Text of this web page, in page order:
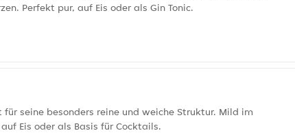
Perfekt pur, auf Eis oder als Gin Tonic.
seine besonders reine und weiche Struktur. Mild im
Eis oder als Basis für Cocktails.